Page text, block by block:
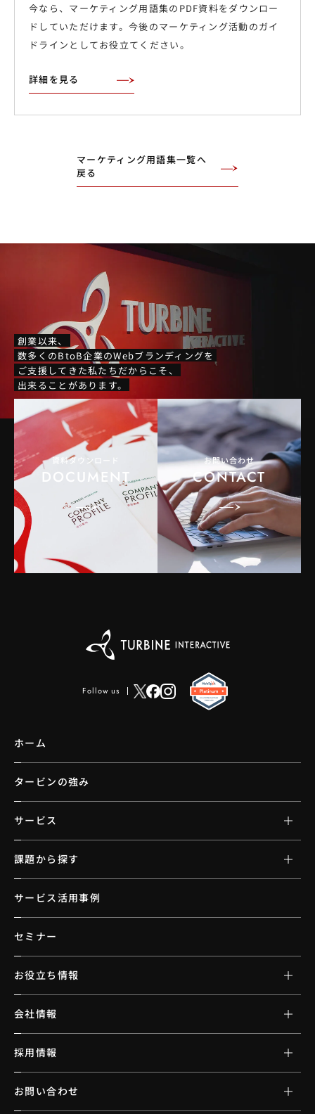
今なら、マーケティング用語集のPDF資料をダウンロー
ドしていただけます。今後のマーケティング活動のガイ
ドラインとしてお役立てください。
詳細を見る
マーケティング用語集一覧へ
戻る
創業以来、
数多くのBtoB企業のWebブランディングを
ご支援してきた私たちだからこそ、
出来ることがあります。
資料ダウンロード
DOCUMENT
お問い合わせ
CONTACT
Follow us
ホーム
タービンの強み
サービス
課題から探す
サービス活用事例
セミナー
お役立ち情報
会社情報
採用情報
お問い合わせ